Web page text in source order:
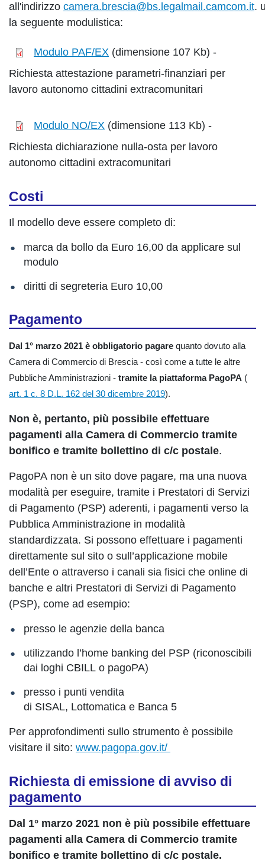
all'indirizzo camera.brescia@bs.legalmail.camcom.it.
la seguente modulistica:
Modulo PAF/EX (dimensione 107 Kb) -
Richiesta attestazione parametri-finanziari per
lavoro autonomo cittadini extracomunitari
Modulo NO/EX (dimensione 113 Kb) -
Richiesta dichiarazione nulla-osta per lavoro
autonomo cittadini extracomunitari
Costi
Il modello deve essere completo di:
marca da bollo da Euro 16,00 da applicare sul
modulo
diritti di segreteria Euro 10,00
Pagamento
Dal 1° marzo 2021 è obbligatorio pagare quanto dovuto alla
Camera di Commercio di Brescia - così come a tutte le altre
Pubbliche Amministrazioni - tramite la piattaforma PagoPA (
art. 1 c. 8 D.L. 162 del 30 dicembre 2019).
Non è, pertanto, più possibile effettuare
pagamenti alla Camera di Commercio tramite
bonifico e tramite bollettino di c/c postale.
PagoPA non è un sito dove pagare, ma una nuova
modalità per eseguire, tramite i Prestatori di Servizi
di Pagamento (PSP) aderenti, i pagamenti verso la
Pubblica Amministrazione in modalità
standardizzata. Si possono effettuare i pagamenti
direttamente sul sito o sull’applicazione mobile
dell’Ente o attraverso i canali sia fisici che online di
banche e altri Prestatori di Servizi di Pagamento
(PSP), come ad esempio:
presso le agenzie della banca
utilizzando l’home banking del PSP (riconoscibili
dai loghi CBILL o pagoPA)
presso i punti vendita
di SISAL, Lottomatica e Banca 5
Per approfondimenti sullo strumento è possibile
visitare il sito: www.pagopa.gov.it/
Richiesta di emissione di avviso di
pagamento
Dal 1° marzo 2021 non è più possibile effettuare
pagamenti alla Camera di Commercio tramite
bonifico e tramite bollettino di c/c postale.